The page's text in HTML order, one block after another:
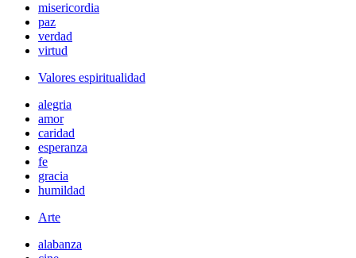
misericordia
paz
verdad
virtud
Valores espiritualidad
alegria
amor
caridad
esperanza
fe
gracia
humildad
Arte
alabanza